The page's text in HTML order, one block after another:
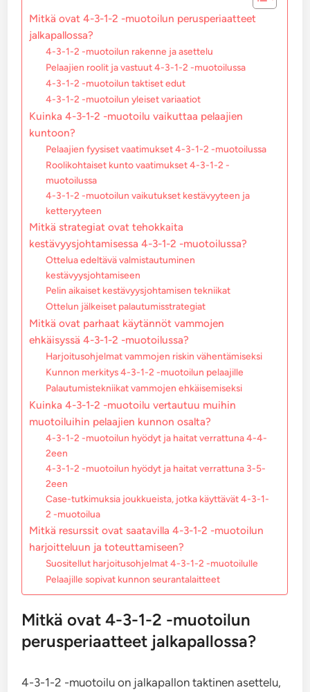
Mitkä ovat 4-3-1-2 -muotoilun perusperiaatteet
jalkapallossa?
4-3-1-2 -muotoilun rakenne ja asettelu
Pelaajien roolit ja vastuut 4-3-1-2 -muotoilussa
4-3-1-2 -muotoilun taktiset edut
4-3-1-2 -muotoilun yleiset variaatiot
Kuinka 4-3-1-2 -muotoilu vaikuttaa pelaajien
kuntoon?
Pelaajien fyysiset vaatimukset 4-3-1-2 -muotoilussa
Roolikohtaiset kunto vaatimukset 4-3-1-2 -
muotoilussa
4-3-1-2 -muotoilun vaikutukset kestävyyteen ja
ketteryyteen
Mitkä strategiat ovat tehokkaita
kestävyysjohtamisessa 4-3-1-2 -muotoilussa?
Ottelua edeltävä valmistautuminen
kestävyysjohtamiseen
Pelin aikaiset kestävyysjohtamisen tekniikat
Ottelun jälkeiset palautumisstrategiat
Mitkä ovat parhaat käytännöt vammojen
ehkäisyssä 4-3-1-2 -muotoilussa?
Harjoitusohjelmat vammojen riskin vähentämiseksi
Kunnon merkitys 4-3-1-2 -muotoilun pelaajille
Palautumistekniikat vammojen ehkäisemiseksi
Kuinka 4-3-1-2 -muotoilu vertautuu muihin
muotoiluihin pelaajien kunnon osalta?
4-3-1-2 -muotoilun hyödyt ja haitat verrattuna 4-4-
2een
4-3-1-2 -muotoilun hyödyt ja haitat verrattuna 3-5-
2een
Case-tutkimuksia joukkueista, jotka käyttävät 4-3-1-
2 -muotoilua
Mitkä resurssit ovat saatavilla 4-3-1-2 -muotoilun
harjoitteluun ja toteuttamiseen?
Suositellut harjoitusohjelmat 4-3-1-2 -muotoilulle
Pelaajille sopivat kunnon seurantalaitteet
Mitkä ovat 4-3-1-2 -muotoilun
perusperiaatteet jalkapallossa?
4-3-1-2 -muotoilu on jalkapallon taktinen asettelu,